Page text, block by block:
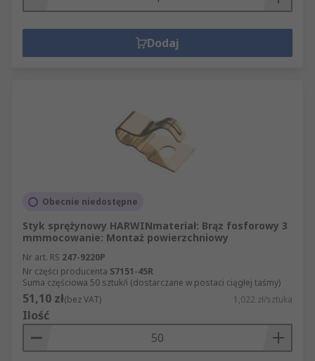
Dodaj
Obecnie niedostępne
Styk sprężynowy HARWINmateriał: Brąz fosforowy 3
mmmocowanie: Montaż powierzchniowy
Nr art. RS 247-9220P
Nr części producenta S7151-45R
Suma częściowa 50 sztuk/i (dostarczane w postaci ciągłej taśmy)
51,10 zł(bez VAT) 1,022 zł/sztuka
Ilość